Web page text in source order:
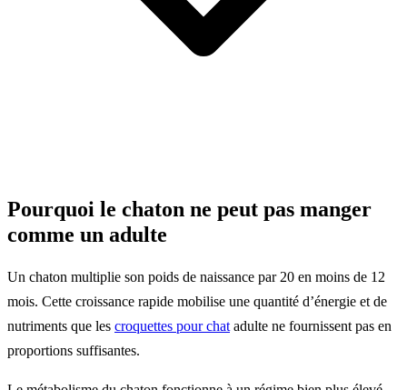
Pourquoi le chaton ne peut pas manger
comme un adulte
Un chaton multiplie son poids de naissance par 20 en moins de 12
mois. Cette croissance rapide mobilise une quantité d’énergie et de
nutriments que les croquettes pour chatadulte ne fournissent pas en
proportions suffisantes.